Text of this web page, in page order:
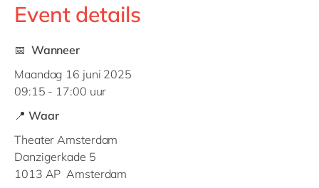
Event details
📅 Wanneer
Maandag 16 juni 2025
09:15 - 17:00 uur
📍 Waar
Theater Amsterdam
Danzigerkade 5
1013 AP Amsterdam